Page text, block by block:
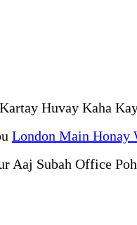
Huvay Kaha
London Main Honay
Aaj Subah Office